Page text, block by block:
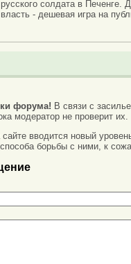
русского солдата в Печенге.
власть - дешевая игра на
форума! В связи с
модератор не проверит их.
сайте вводится новый
борьбы с ними, к